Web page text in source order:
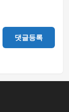
댓글등록